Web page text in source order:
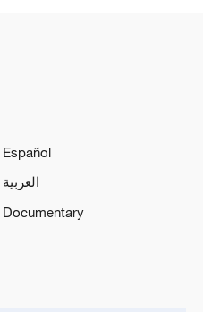
Español
العربية
Documentary